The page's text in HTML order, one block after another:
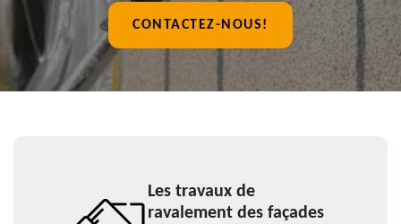
CONTACTEZ-NOUS!
Les travaux de
ravalement des façades